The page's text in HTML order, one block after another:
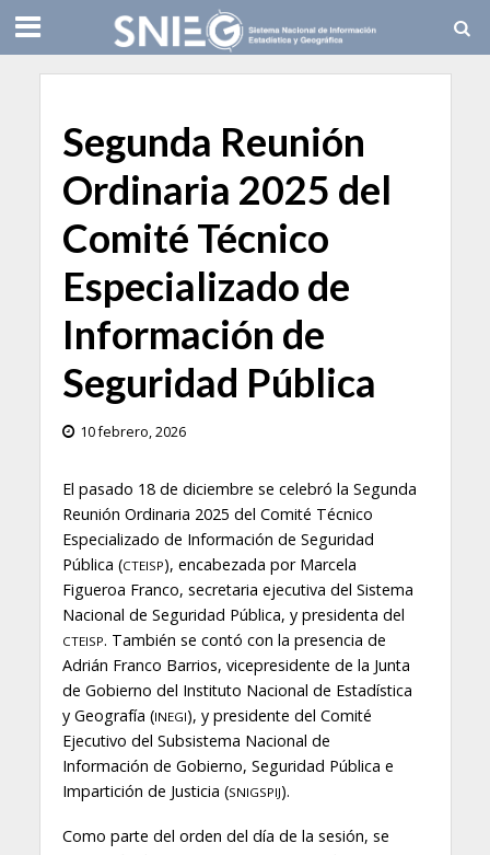
Segunda Reunión
Ordinaria 2025 del
Comité Técnico
Especializado de
Información de
Seguridad Pública
10 febrero, 2026
El pasado 18 de diciembre se celebró la Segunda
Reunión Ordinaria 2025 del Comité Técnico
Especializado de Información de Seguridad
Pública (CTEISP), encabezada por Marcela
Figueroa Franco, secretaria ejecutiva del Sistema
Nacional de Seguridad Pública, y presidenta del
CTEISP. También se contó con la presencia de
Adrián Franco Barrios, vicepresidente de la Junta
de Gobierno del Instituto Nacional de Estadística
y Geografía (INEGI), y presidente del Comité
Ejecutivo del Subsistema Nacional de
Información de Gobierno, Seguridad Pública e
Impartición de Justicia (SNIGSPIJ).
Como parte del orden del día de la sesión, se